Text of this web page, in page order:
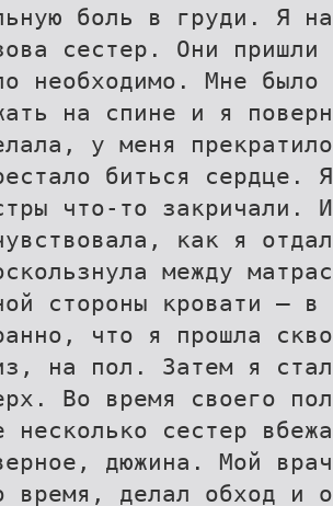
боль в груди. Я
сестер. Они
необходимо. Мне было
на спине и я
у меня
биться сердце.
что-то закричали.
как я
между
стороны кровати – в
что я прошла
на пол. Затем я
Во время своего
несколько сестер
дюжина. Мой
время, делал обход и